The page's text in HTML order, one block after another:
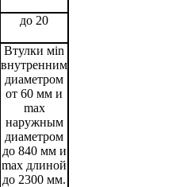
до 20
Втулки мin
внутренним
диаметром
от 60 мм и
max
наружным
диаметром
до 840 мм и
max длиной
до 2300 мм.